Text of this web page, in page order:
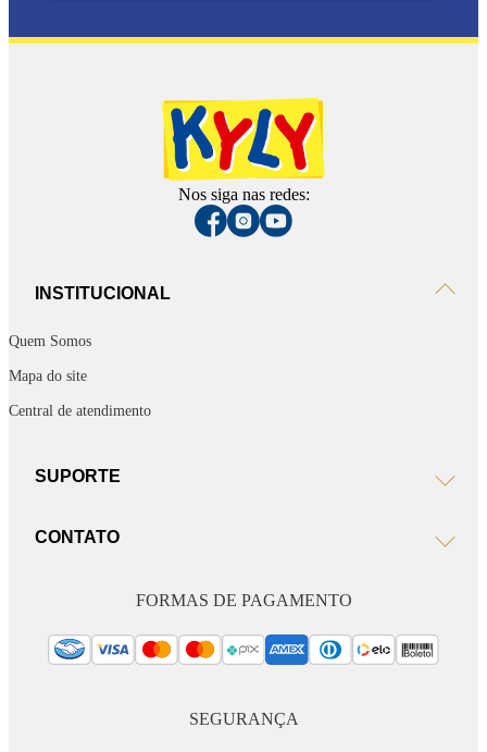
Nos siga nas redes:
INSTITUCIONAL
Quem Somos
Mapa do site
Central de atendimento
SUPORTE
CONTATO
FORMAS DE PAGAMENTO
SEGURANÇA